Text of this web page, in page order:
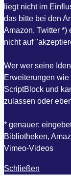
liegt nicht im
das bitte bei den
Amazon, Twitter *)
nicht auf
Wer wer seine
Erweiterungen
ScriptBlock und
zulassen oder
* genauer:
Bibliotheken,
Vimeo-Videos
Schließen